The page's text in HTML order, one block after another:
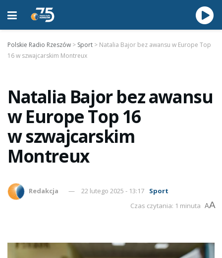
Polskie Radio Rzeszów > Sport > Natalia Bajor bez awansu w Europe Top
16 w szwajcarskim Montreux
Natalia Bajor bez awansu
w Europe Top 16
w szwajcarskim
Montreux
Redakcja 22 lutego 2025 - 13:17
Sport
Czas czytania: 1 minuta AA